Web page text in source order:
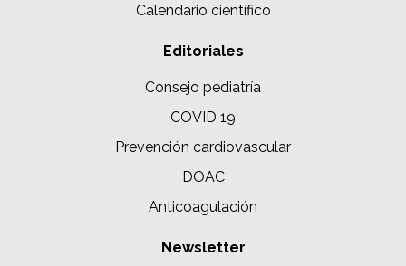
Calendario científico
Editoriales
Consejo pediatría
COVID 19
Prevención cardiovascular
DOAC
Anticoagulación
Newsletter